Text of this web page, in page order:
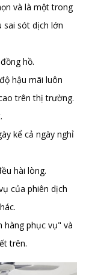
và là một trong
sai sót dịch lớn
hồ.
hậu mãi luôn
trên thị trường.
kể cả ngày nghỉ
hài lòng.
của phiên dịch
hàng phục vụ" và
trên.